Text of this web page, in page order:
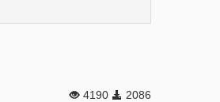
4190 2086